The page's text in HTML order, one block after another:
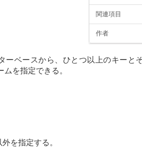
関連項目
作者
ベースから、ひとつ以上のキーとそ
を指定できる。
を指定する。